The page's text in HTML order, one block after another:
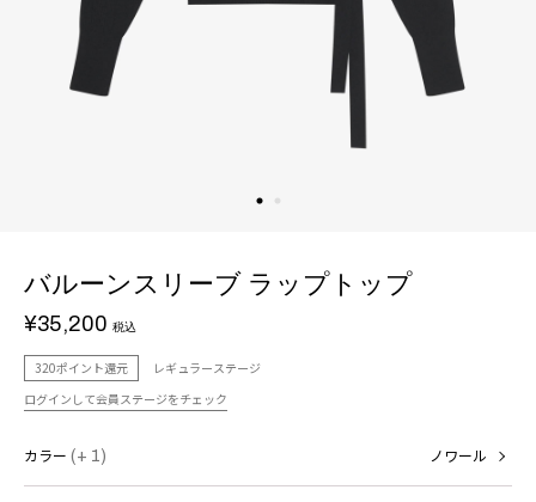
バルーンスリーブ ラップトップ
¥35,200 税込
320ポイント還元
レギュラーステージ
ログインして会員ステージをチェック
カラー (+ 1) ノワール